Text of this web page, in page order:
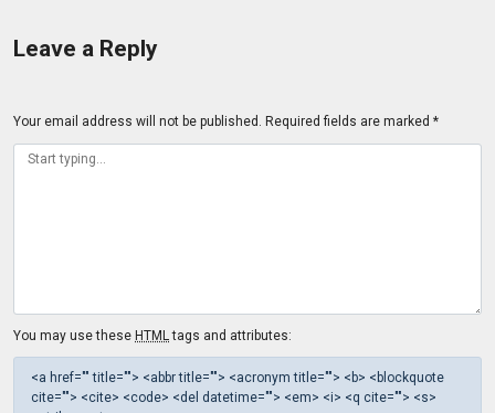
Leave a Reply
Your email address will not be published. Required fields are marked *
You may use these HTMLtags and attributes:
<a href="" title=""> <abbr title=""> <acronym title=""> <b> <blockquote
cite=""> <cite> <code> <del datetime=""> <em> <i> <q cite=""> <s>